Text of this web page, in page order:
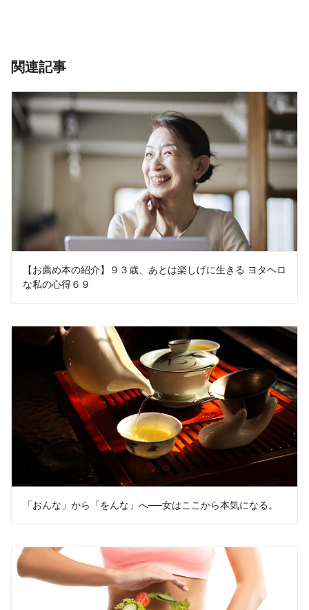
関連記事
【お薦め本の紹介】９３歳、あとは楽しげに生きる ヨタヘロ
な私の心得６９
「おんな」から「をんな」へ──女はここから本気になる。